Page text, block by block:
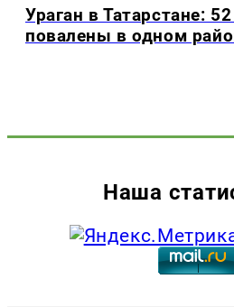
Ураган в Татарстане:
повалены в одном
Наша